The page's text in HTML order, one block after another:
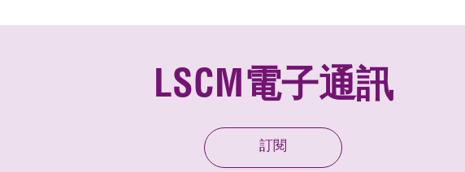
LSCM電子通訊
訂閱